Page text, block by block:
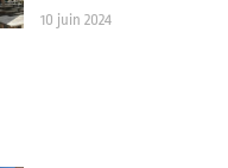
10 juin 2024